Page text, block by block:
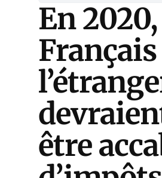
En
Français
être